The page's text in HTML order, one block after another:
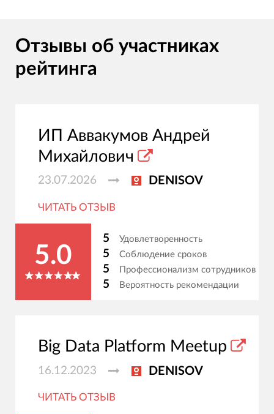
Отзывы об участниках
рейтинга
ИП Аввакумов Андрей
Михайлович
23.07.2026 DENISOV
ЧИТАТЬ ОТЗЫВ
5.0
5 Удовлетворенность
5 Соблюдение сроков
5 Профессионализм сотрудников
5 Вероятность рекомендации
Big Data Platform Meetup
16.12.2023 DENISOV
ЧИТАТЬ ОТЗЫВ